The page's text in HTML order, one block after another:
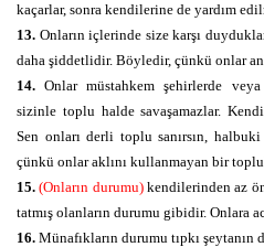
kaçarlar, sonra kendilerine de yardım
13. Onların içlerinde size karşı
daha şiddetlidir. Böyledir, çünkü onlar
14.Onlar müstahkem şehirlerde veya
sizinle toplu halde savaşamazlar.
Sen onları derli toplu sanırsın,
çünkü onlar aklını kullanmayan bir
15.(Onların durumu)kendilerinden az
tatmış olanların durumu gibidir. Onlara
16. Münafıkların durumu tıpkı